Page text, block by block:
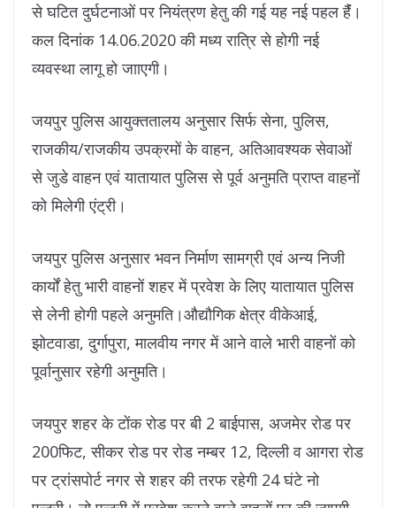
से घटित दुर्घटनाओं पर नियंत्रण हेतु की गई यह नई पहल हैंं।
कल दिनांक 14.06.2020 की मध्य रात्रि से होगी नई
व्यवस्था लागू हो जााएगी।
जयपुर पुलिस आयुक्ततालय अनुसार सिर्फ सेना, पुलिस,
राजकीय/राजकीय उपक्रमों के वाहन, अतिआवश्यक सेवाओं
से जुडे वाहन एवं यातायात पुलिस से पूर्व अनुमति प्राप्त वाहनों
को मिलेगी एंट्री।
जयपुर पुलिस अनुसार भवन निर्माण सामग्री एवं अन्य निजी
कार्यों हेतु भारी वाहनों शहर में प्रवेश के लिए यातायात पुलिस
से लेनी होगी पहले अनुमति।औद्यौगिक क्षेत्र वीकेआई,
झोटवाडा, दुर्गापुरा, मालवीय नगर में आने वाले भारी वाहनों को
पूर्वानुसार रहेगी अनुमति।
जयपुर शहर के टोंक रोड पर बी 2 बाईपास, अजमेर रोड पर
200फिट, सीकर रोड पर रोड नम्बर 12, दिल्ली व आगरा रोड
पर ट्रांसपोर्ट नगर से शहर की तरफ रहेगी 24 घंटे नो